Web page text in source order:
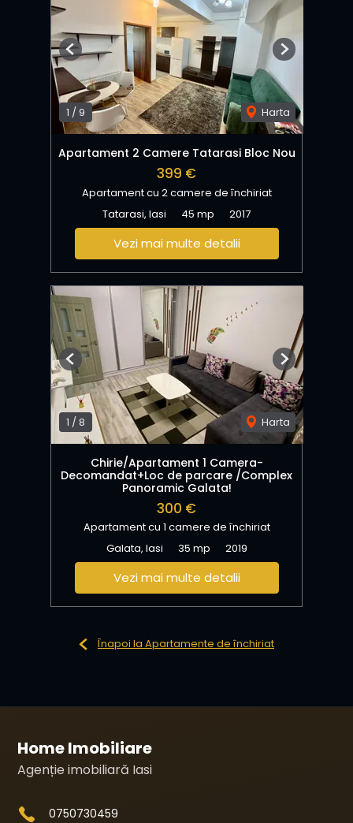
1 / 9 Harta
Previous Next
Apartament 2 Camere Tatarasi Bloc Nou
399 €
Apartament cu 2 camere de închiriat
Tatarasi, Iasi
45 mp 2017
Vezi mai multe detalii
1 /8 Harta
Previous Next
Chirie/Apartament 1 Camera-
Decomandat+Loc de parcare /Complex
Panoramic Galata!
300 €
Apartament cu 1 camere de închiriat
Galata, Iasi
35 mp 2019
Vezi mai multe detalii
Înapoi la Apartamente de închiriat
Home Imobiliare
Agenție imobiliară Iasi
0750730459